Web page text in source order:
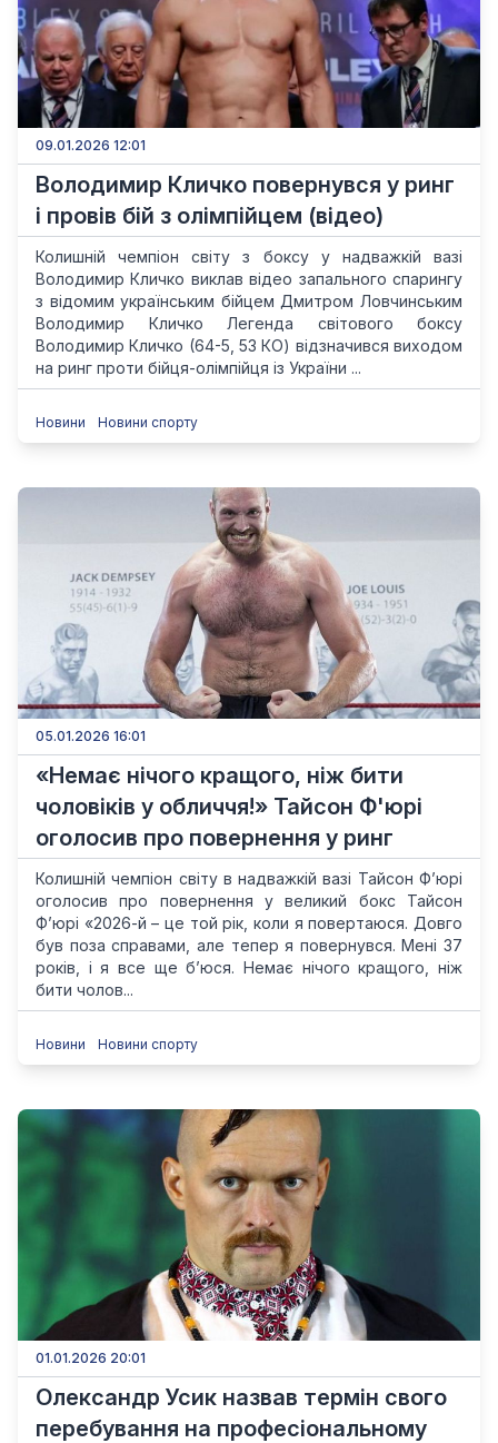
09.01.2026 12:01
Володимир Кличко повернувся у ринг
і провів бій з олімпійцем (відео)
Колишній чемпіон світу з боксу у надважкій вазі
Володимир Кличко виклав відео запального спарингу
з відомим українським бійцем Дмитром Ловчинським
Володимир Кличко Легенда світового боксу
Володимир Кличко (64-5, 53 КО) відзначився виходом
на ринг проти бійця-олімпійця із України ...
Новини Новини спорту
05.01.2026 16:01
«Немає нічого кращого, ніж бити
чоловіків у обличчя!» Тайсон Ф'юрі
оголосив про повернення у ринг
Колишній чемпіон світу в надважкій вазі Тайсон Ф’юрі
оголосив про повернення у великий бокс Тайсон
Ф’юрі «2026-й – це той рік, коли я повертаюся. Довго
був поза справами, але тепер я повернувся. Мені 37
років, і я все ще б’юся. Немає нічого кращого, ніж
бити чолов...
Новини Новини спорту
01.01.2026 20:01
Олександр Усик назвав термін свого
перебування на професіональному